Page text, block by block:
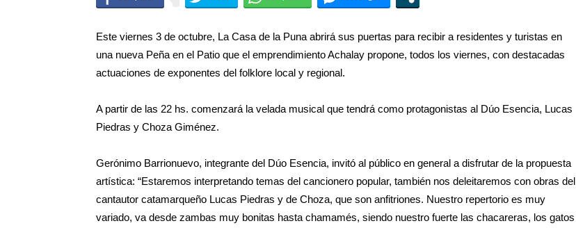
Este viernes 3 de octubre, La Casa de la Puna abrirá sus puertas para recibir a residentes y turistas en
una nueva Peña en el Patio que el emprendimiento Achalay propone, todos los viernes, con destacadas
actuaciones de exponentes del folklore local y regional.
A partir de las 22 hs. comenzará la velada musical que tendrá como protagonistas al Dúo Esencia, Lucas
Piedras y Choza Giménez.
Gerónimo Barrionuevo, integrante del Dúo Esencia, invitó al público en general a disfrutar de la propuesta
artística: “Estaremos interpretando temas del cancionero popular, también nos deleitaremos con obras del
cantautor catamarqueño Lucas Piedras y de Choza, que son anfitriones. Nuestro repertorio es muy
variado, va desde zambas muy bonitas hasta chamamés, siendo nuestro fuerte las chacareras, los gatos